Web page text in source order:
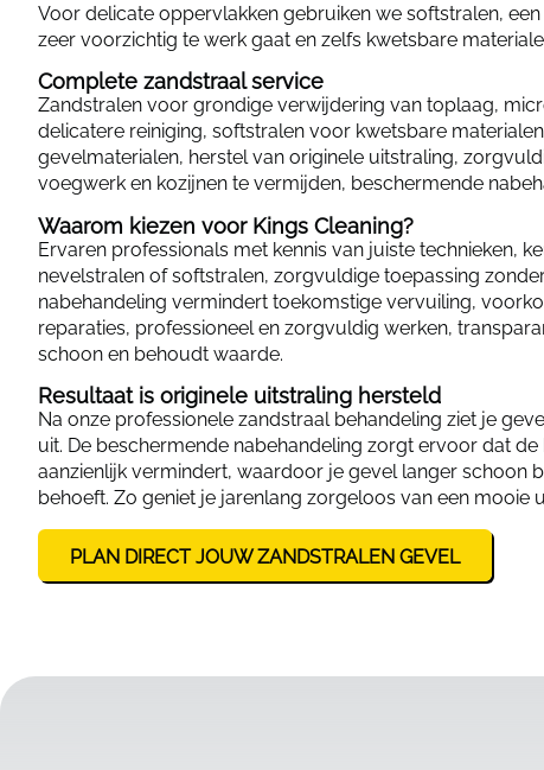
Voor delicate oppervlakken gebruiken we softstralen,
zeer voorzichtig te werk gaat en zelfs kwetsbare
Complete zandstraal service
Zandstralen voor grondige verwijdering van toplaag,
delicatere reiniging, softstralen voor kwetsbare
gevelmaterialen, herstel van originele uitstraling,
voegwerk en kozijnen te vermijden, beschermende
Waarom kiezen voor Kings Cleaning?
Ervaren professionals met kennis van juiste technieken,
nevelstralen of softstralen, zorgvuldige toepassing
nabehandeling vermindert toekomstige vervuiling,
reparaties, professioneel en zorgvuldig werken,
schoon en behoudt waarde.
Resultaat is originele uitstraling hersteld
Na onze professionele zandstraal behandeling ziet je
uit. De beschermende nabehandeling zorgt ervoor dat
aanzienlijk vermindert, waardoor je gevel langer schoon
behoeft. Zo geniet je jarenlang zorgeloos van een mooie
PLAN DIRECT JOUW ZANDSTRALEN GEVEL